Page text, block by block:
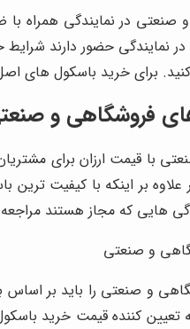
در نمایندگی همراه با
در نمایندگی حضور دارند
کنید. برای خرید باسکول های
فروشگاهی و
با قیمت ارزان برای
علاوه بر اینکه با کیفیت
هایی که مجاز هستند
و صنعتی
و صنعتی را باید بر اساس
کننده قیمت خرید